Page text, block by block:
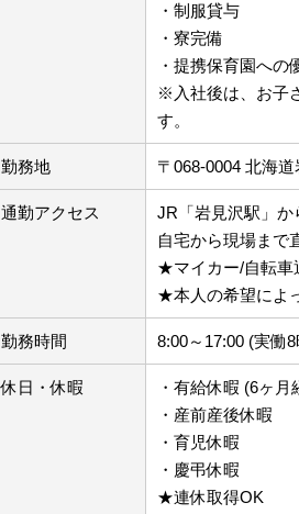
・制服貸与
・寮完備
・提携保育園への
※入社後は、お子
す。
勤務地 〒068-0004 北海
通勤アクセス
JR「岩見沢駅」か
自宅から現場まで
★マイカー/自転車
★本人の希望によ
勤務時間 8:00～17:00 (実働
休日・休暇
・有給休暇 (6ヶ
・産前産後休暇
・育児休暇
・慶弔休暇
★連休取得OK